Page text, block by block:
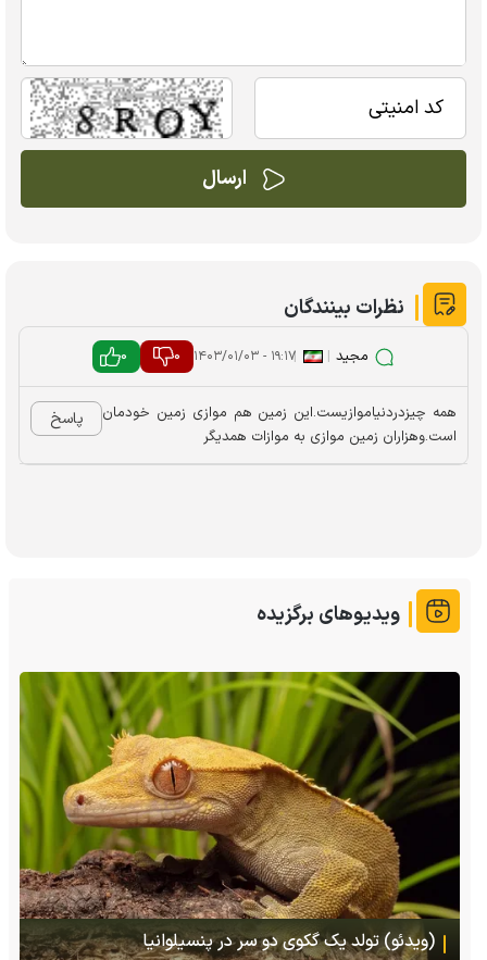
نظرات بینندگان
مجید |
|۱۹:۱۷ - ۱۴۰۳/۰۱/۰۳ 0
0
همه چیزدردنیاموازیست.این زمین هم موازی زمین خودمان
است.وهزاران زمین موازی به موازات همدیگر
پاسخ
ویدیوهای برگزیده
(ویدئو) تصاویر شگفت‌انگیز از مارمولک گلو بادبزنی که
هنگام خطر یک مایع چسبناک از بدنش پرتاب می‌کند